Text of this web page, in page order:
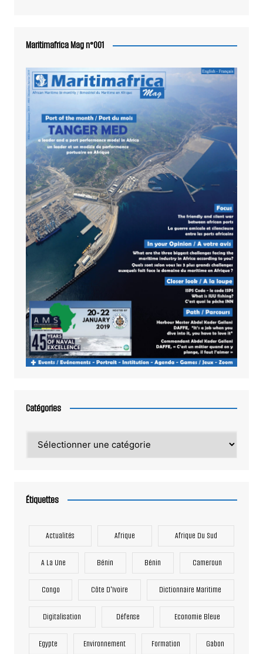
Maritimafrica Mag n°001
Catégories
Étiquettes
Actualités Afrique Afrique Du Sud
A La Une Bénin Bénin Cameroun
Congo Côte D'Ivoire Dictionnaire Maritime
Digitalisation Défense Economie Bleue
Egypte Environnement Formation Gabon